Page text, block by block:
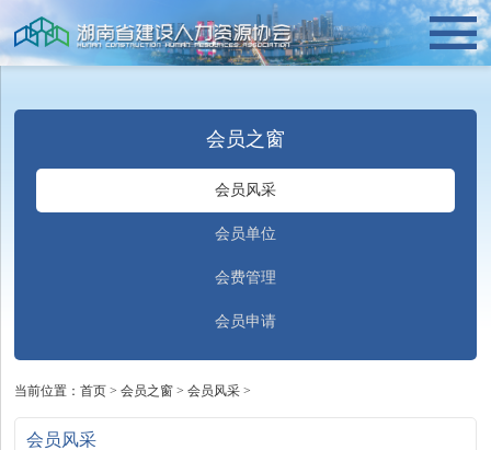
会员之窗
会员风采
会员单位
会费管理
会员申请
当前位置：首页 >会员之窗 >会员风采 >
会员风采